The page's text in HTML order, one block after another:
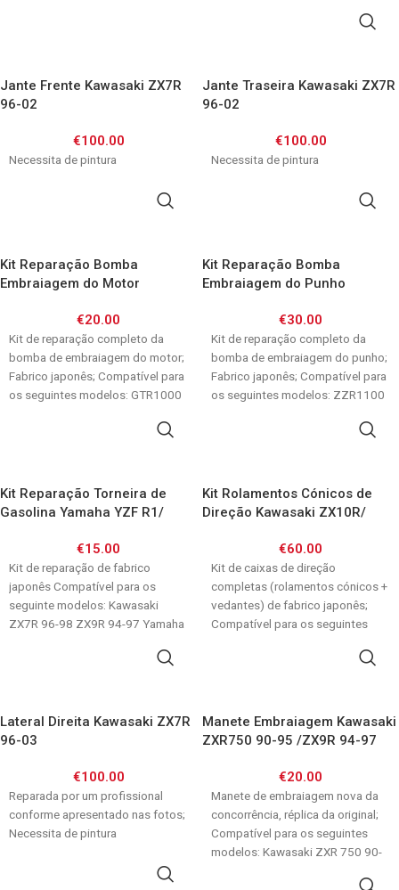
Jante Frente Kawasaki ZX7R
96-02
€100.00
Necessita de pintura
Jante Traseira Kawasaki ZX7R
96-02
€100.00
Necessita de pintura
Kit Reparação Bomba
Embraiagem do Motor
94-97/ ZXR750 91-95/
ZZR1100 90-01/ GTR1000 86-
03
€20.00
Kit de reparação completo da
bomba de embraiagem do motor;
Fabrico japonês; Compatível para
os seguintes modelos: GTR1000
Kit Reparação Bomba
Embraiagem do Punho
ZZR1200 02-05/ ZX7R 96-01 /
ZXR750 89-95/ ZX9R 94-97
€30.00
Kit de reparação completo da
bomba de embraiagem do punho;
Fabrico japonês; Compatível para
os seguintes modelos: ZZR1100
Kit Reparação Torneira de
Gasolina Yamaha YZF R1/
€15.00
Kit de reparação de fabrico
japonês Compatível para os
seguinte modelos: Kawasaki
ZX7R 96-98 ZX9R 94-97 Yamaha
Kit Rolamentos Cónicos de
Direção Kawasaki ZX10R/
ZX9R/ ZZR1100,1200/
Z750,1000 / ER6F
€60.00
Kit de caixas de direção
completas (rolamentos cónicos +
vedantes) de fabrico japonês;
Compatível para os seguintes
Lateral Direita Kawasaki ZX7R
96-03
€100.00
Reparada por um profissional
conforme apresentado nas fotos;
Necessita de pintura
Manete Embraiagem Kawasaki
ZXR750 90-95 /ZX9R 94-97
€20.00
Manete de embraiagem nova da
concorrência, réplica da original;
Compatível para os seguintes
modelos: Kawasaki ZXR 750 90-